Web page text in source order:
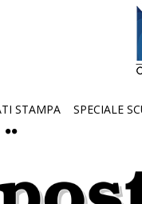
STAMPA SPECIALE